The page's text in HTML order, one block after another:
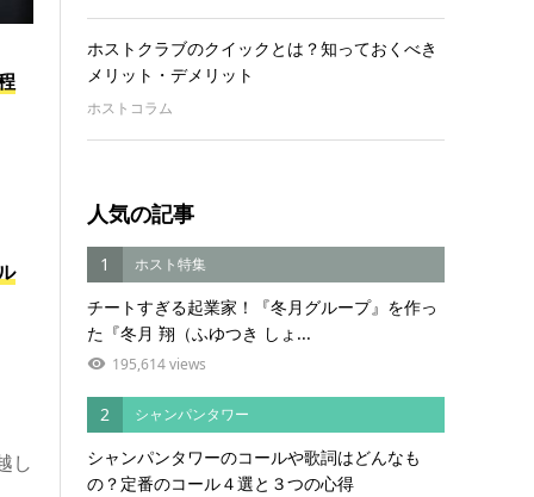
し
ホストクラブのクイックとは？知っておくべき
メリット・デメリット
ホストコラム
人気の記事
1 ホスト特集
チートすぎる起業家！『冬月グループ』を作っ
た『冬月 翔（ふゆつき しょ...
195,614 views
2 シャンパンタワー
シャンパンタワーのコールや歌詞はどんなも
の？定番のコール４選と３つの心得